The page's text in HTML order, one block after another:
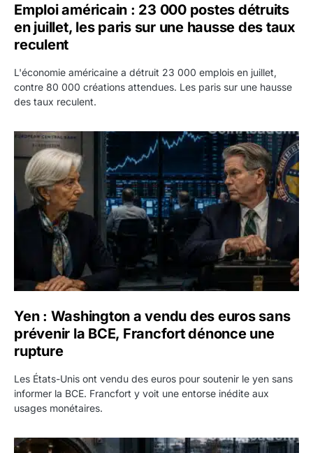
Emploi américain : 23 000 postes détruits
en juillet, les paris sur une hausse des taux
reculent
L'économie américaine a détruit 23 000 emplois en juillet,
contre 80 000 créations attendues. Les paris sur une hausse
des taux reculent.
Yen : Washington a vendu des euros sans prévenir la
Yen : Washington a vendu des euros sans
prévenir la BCE, Francfort dénonce une
rupture
Les États-Unis ont vendu des euros pour soutenir le yen sans
informer la BCE. Francfort y voit une entorse inédite aux
usages monétaires.
Jane Street négocie le transfert de 11 milliards de